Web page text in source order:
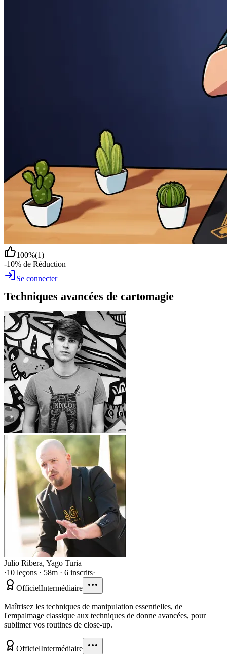
100%(1)
-10% de Réduction
Se connecter
Techniques avancées de cartomagie
Julio Ribera, Yago Turia
·10 leçons · 58m · 6 inscrits·
OfficielIntermédiaire
Maîtrisez les techniques de manipulation essentielles, de
l'empalmage classique aux techniques de donne avancées, pour
sublimer vos routines de close-up.
OfficielIntermédiaire